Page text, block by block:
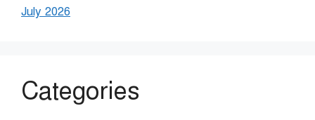
July 2026
Categories